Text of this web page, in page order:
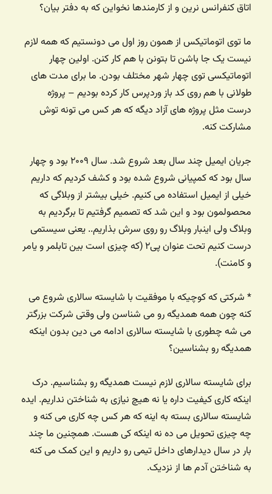
اتاق کنفرانس نرین و از کارمندها نخواین که به دفتر بیان؟
ما توی اتوماتیکس از همون روز اول می دونستیم که همه لازم
نیست یک جا باشن تا بتونن با هم کار کنن. اولین چهار
اتوماتیکسی توی چهار شهر مختلف بودن. ما برای مدت های
طولانی با هم روی کد باز وردپرس کار کرده بودیم – پروژه
درست مثل پروژه های آزاد دیگه که هر کس می تونه توش
مشارکت کنه.
جریان ایمیل چند سال بعد شروع شد. سال ۲۰۰۹ بود و چهار
سال بود که کمپیانی شروع شده بود و کشف کردیم که داریم
خیلی از ایمیل استفاده می کنیم. خیلی بیشتر از وبلاگی که
محصولمون بود و این شد که تصمیم گرفتیم تا برگردیم به
وبلاگ ولی اینبار وبلاگ رو روی سرش بذاریم.. یعنی سیستمی
درست کنیم تحت عنوان پی۲ (که چیزی است بین تابلمر و یامر
و کامنت).
* شرکتی که کوچیکه با موفقیت با شایسته سالاری شروع می
کنه چون همه همدیگه رو می شناسن ولی وقتی شرکت بزرگتر
می شه چطوری با شایسته سالاری ادامه می دین بدون اینکه
همدیگه رو بشناسین؟
برای شایسته سالاری لازم نیست همدیگه رو بشناسیم. درک
اینکه کاری کیفیت داره یا نه هیچ نیازی به شناختن نداریم. ایده
شایسته سالاری بسته به اینه که هر کس چه کاری می کنه و
چه چیزی تحویل می ده نه اینکه کی هست. همچنین ما چند
بار در سال دیدارهای داخل تیمی رو داریم و این کمک می کنه
به شناختن آدم ها از نزدیک.